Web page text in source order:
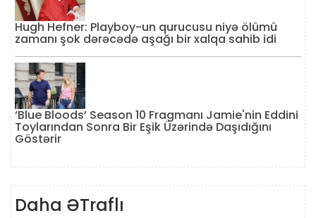
Hugh Hefner: Playboy-un qurucusu niyə ölümü
zamanı şok dərəcədə aşağı bir xalqa sahib idi
‘Blue Bloods’ Season 10 Fragmanı Jamie'nin Eddini
Toylarından Sonra Bir Eşik Üzərində Daşıdığını
Göstərir
Daha ƏTraflı